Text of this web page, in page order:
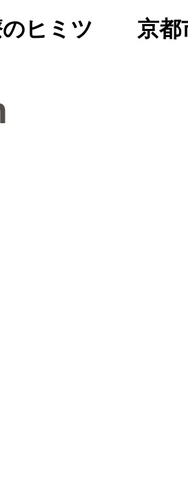
のヒミツ 京